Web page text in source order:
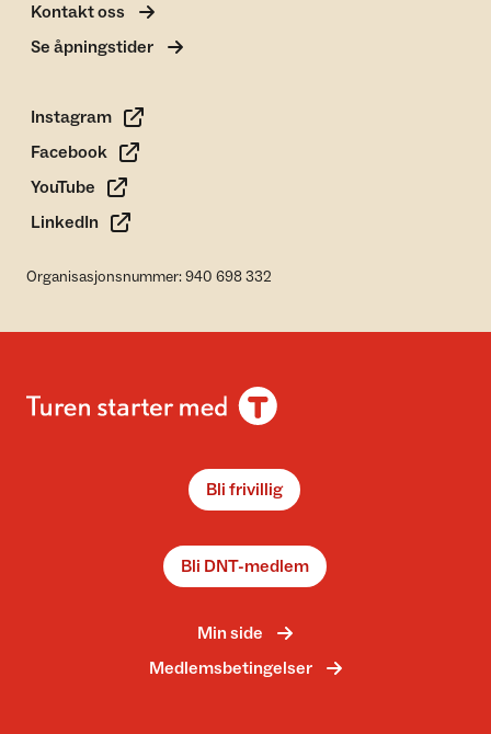
Kontakt oss
Se åpningstider
Instagram
Facebook
YouTube
LinkedIn
Organisasjonsnummer: 940 698 332
Bli frivillig
Bli DNT-medlem
Min side
Medlemsbetingelser